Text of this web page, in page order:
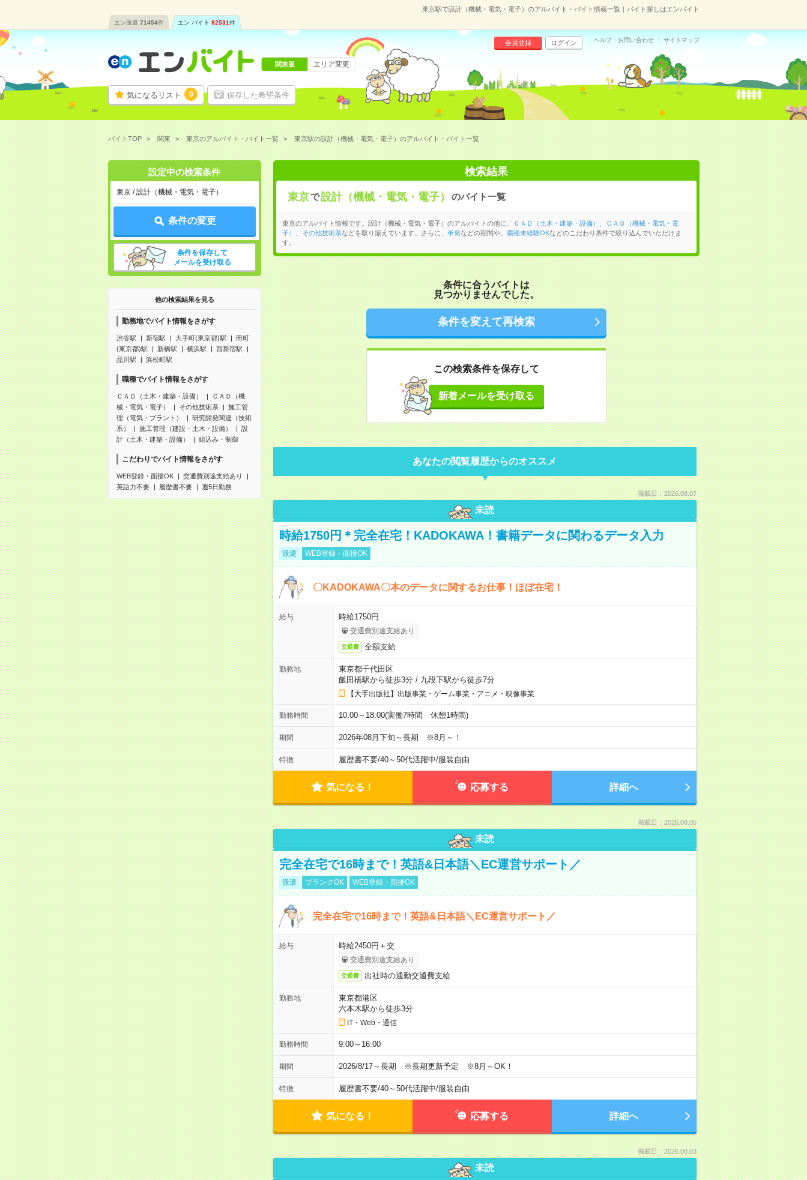
東京駅で設計（機械・電気・電子）のアルバイト・バイト情報一覧｜バイト探しはエンバイト
エン派遣 71454件 エン バイト 82531件
気になるリスト 0 保存した希望条件
会員登録 ログイン ヘルプ・お問い合わせ サイトマップ
関東版 エリア変更
バイトTOP 関東 東京のアルバイト・バイト一覧 東京駅の設計（機械・電気・電子）のアルバイト・バイト一覧
設定中の検索条件
東京 / 設計（機械・電気・電子）
条件の変更
条件を保存して
メールを受け取る
他の検索結果を見る
勤務地でバイト情報をさがす
渋谷駅 新宿駅 大手町(東京都)駅
田町
(東京都)駅
新橋駅 横浜駅
西新宿駅
品川駅
浜松町駅
職種でバイト情報をさがす
ＣＡＤ（土木・建築・設備）
ＣＡＤ（機
械・電気・電子）
その他技術系
施工管
理（電気・プラント）
研究開発関連（技術
系）
施工管理（建設・土木・設備）
設
計（土木・建築・設備）
組込み・制御
こだわりでバイト情報をさがす
WEB登録・面接OK
交通費別途支給あり
英語力不要
履歴書不要 週5日勤務
検索結果
東京で設計（機械・電気・電子） のバイト一覧
東京のアルバイト情報です。設計（機械・電気・電子）のアルバイトの他に、 ＣＡＤ（土木・建築・設備）
ＣＡＤ（機械・電気・電
子）
その他技術系などを取り揃えています。さらに、 単発などの期間や、 職種未経験OKなどのこだわり条件で絞り込んでいただけま
す。
条件に合うバイトは
見つかりませんでした。
条件を変えて再検索
この検索条件を保存して
新着メールを受け取る
あなたの閲覧履歴からのオススメ
掲載日：2026.08.07
未読
時給1750円＊完全在宅！KADOKAWA！書籍データに関わるデータ入力
派遣 WEB登録・面接OK
〇KADOKAWA〇本のデータに関するお仕事！ほぼ在宅！
給与 時給1750円
交通費別途支給あり
交通費 全額支給
勤務地
東京都千代田区
飯田橋駅から徒歩3分/ 九段下駅から徒歩7分
【大手出版社】出版事業・ゲーム事業・アニメ・映像事業
勤務時間 10:00～18:00(実働7時間 休憩1時間)
期間 2026年08月下旬～長期 ※8月～！
特徴 履歴書不要/40～50代活躍中/服装自由
気になる！ 応募する 詳細へ
掲載日：2026.08.05
未読
完全在宅で16時まで！英語&日本語＼EC運営サポート／
派遣 ブランクOK WEB登録・面接OK
完全在宅で16時まで！英語&日本語＼EC運営サポート／
給与 時給2450円＋交
交通費別途支給あり
交通費 出社時の通勤交通費支給
勤務地
東京都港区
六本木駅から徒歩3分
IT・Web・通信
勤務時間 9:00～16:00
期間 2026/8/17～長期 ※長期更新予定 ※8月～OK！
特徴 履歴書不要/40～50代活躍中/服装自由
気になる！ 応募する 詳細へ
掲載日：2026.08.03
未読